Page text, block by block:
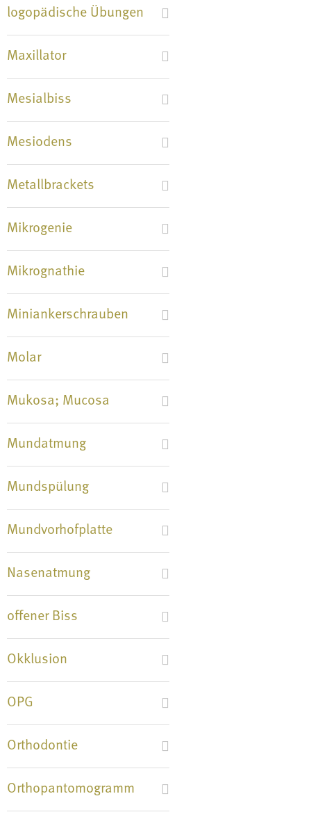
logopädische Übungen
Maxillator
Mesialbiss
Mesiodens
Metallbrackets
Mikrogenie
Mikrognathie
Miniankerschrauben
Molar
Mukosa; Mucosa
Mundatmung
Mundspülung
Mundvorhofplatte
Nasenatmung
offener Biss
Okklusion
OPG
Orthodontie
Orthopantomogramm